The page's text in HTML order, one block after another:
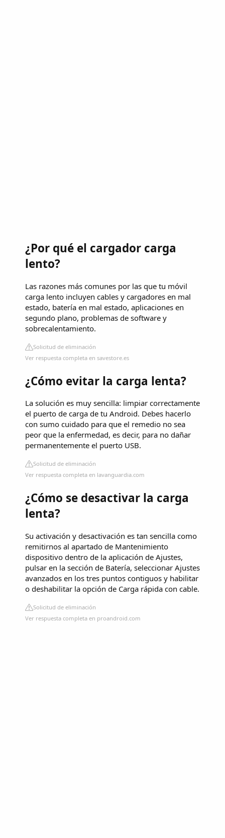
¿Por qué el cargador carga
lento?
Las razones más comunes por las que tu móvil
carga lento incluyen cables y cargadores en mal
estado, batería en mal estado, aplicaciones en
segundo plano, problemas de software y
sobrecalentamiento.
Solicitud de eliminación
Ver respuesta completa en savestore.es
¿Cómo evitar la carga lenta?
La solución es muy sencilla: limpiar correctamente
el puerto de carga de tu Android. Debes hacerlo
con sumo cuidado para que el remedio no sea
peor que la enfermedad, es decir, para no dañar
permanentemente el puerto USB.
Solicitud de eliminación
Ver respuesta completa en lavanguardia.com
¿Cómo se desactivar la carga
lenta?
Su activación y desactivación es tan sencilla como
remitirnos al apartado de Mantenimiento
dispositivo dentro de la aplicación de Ajustes,
pulsar en la sección de Batería, seleccionar Ajustes
avanzados en los tres puntos contiguos y habilitar
o deshabilitar la opción de Carga rápida con cable.
Solicitud de eliminación
Ver respuesta completa en proandroid.com